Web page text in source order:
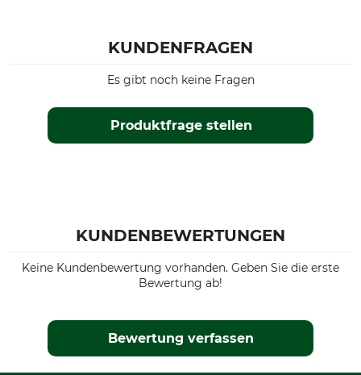
KUNDENFRAGEN
Produktfrage stellen
Es gibt noch keine Fragen
KUNDENBEWERTUNGEN
Keine Kundenbewertung vorhanden. Geben Sie die erste
Bewertung ab!
Bewertung verfassen